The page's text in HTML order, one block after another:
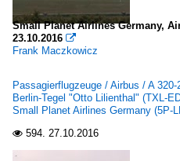
Small Planet Airlines Germany,
23.10.2016 
Frank Maczkowicz
Passagierflugzeuge / Airbus / A 320-
Berlin-Tegel "Otto Lilienthal" (TXL-
Small Planet Airlines Germany (5P-
 594. 27.10.2016